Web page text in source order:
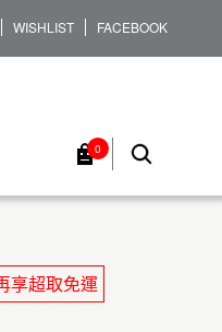
WISHLIST FACEBOOK
0
享超取免運